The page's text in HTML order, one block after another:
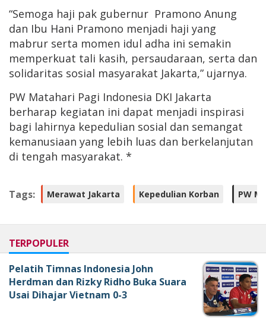
“Semoga haji pak gubernur Pramono Anung
dan Ibu Hani Pramono menjadi haji yang
mabrur serta momen idul adha ini semakin
memperkuat tali kasih, persaudaraan, serta dan
solidaritas sosial masyarakat Jakarta,” ujarnya.
PW Matahari Pagi Indonesia DKI Jakarta
berharap kegiatan ini dapat menjadi inspirasi
bagi lahirnya kepedulian sosial dan semangat
kemanusiaan yang lebih luas dan berkelanjutan
di tengah masyarakat. *
Tags: Merawat Jakarta Kepedulian Korban PW
TERPOPULER
Pelatih Timnas Indonesia John
Herdman dan Rizky Ridho Buka Suara
Usai Dihajar Vietnam 0-3